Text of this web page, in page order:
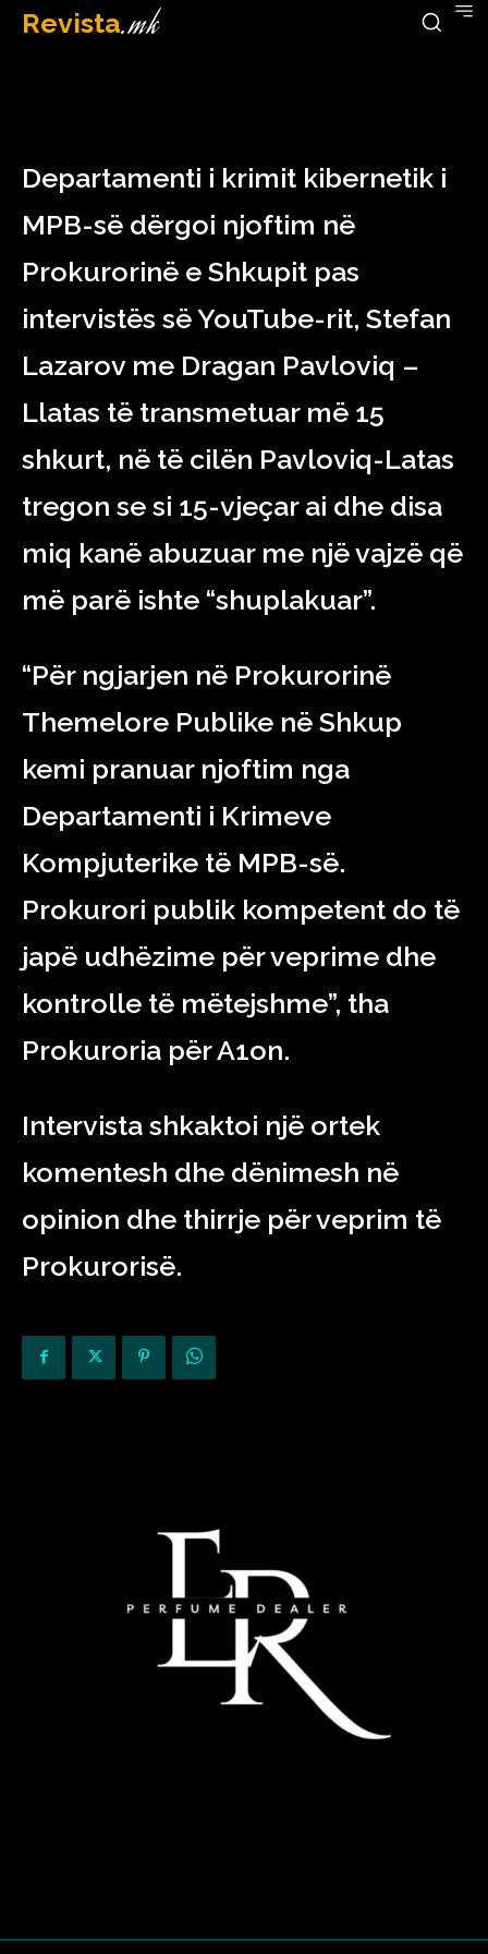
Revista.mk
February 20, 2023
Departamenti i krimit kibernetik i
MPB-së dërgoi njoftim në
Prokurorinë e Shkupit pas
intervistës së YouTube-rit, Stefan
Lazarov me Dragan Pavloviq –
Llatas të transmetuar më 15
shkurt, në të cilën Pavloviq-Latas
tregon se si 15-vjeçar ai dhe disa
miq kanë abuzuar me një vajzë që
më parë ishte “shuplakuar”.
“Për ngjarjen në Prokurorinë
Themelore Publike në Shkup
kemi pranuar njoftim nga
Departamenti i Krimeve
Kompjuterike të MPB-së.
Prokurori publik kompetent do të
japë udhëzime për veprime dhe
kontrolle të mëtejshme”, tha
Prokuroria për A1on.
Intervista shkaktoi një ortek
komentesh dhe dënimesh në
opinion dhe thirrje për veprim të
Prokurorisë.